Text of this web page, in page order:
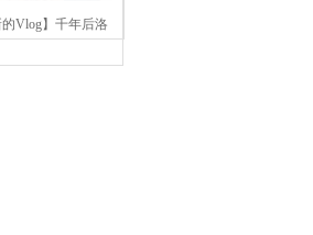
的Vlog】千年后洛